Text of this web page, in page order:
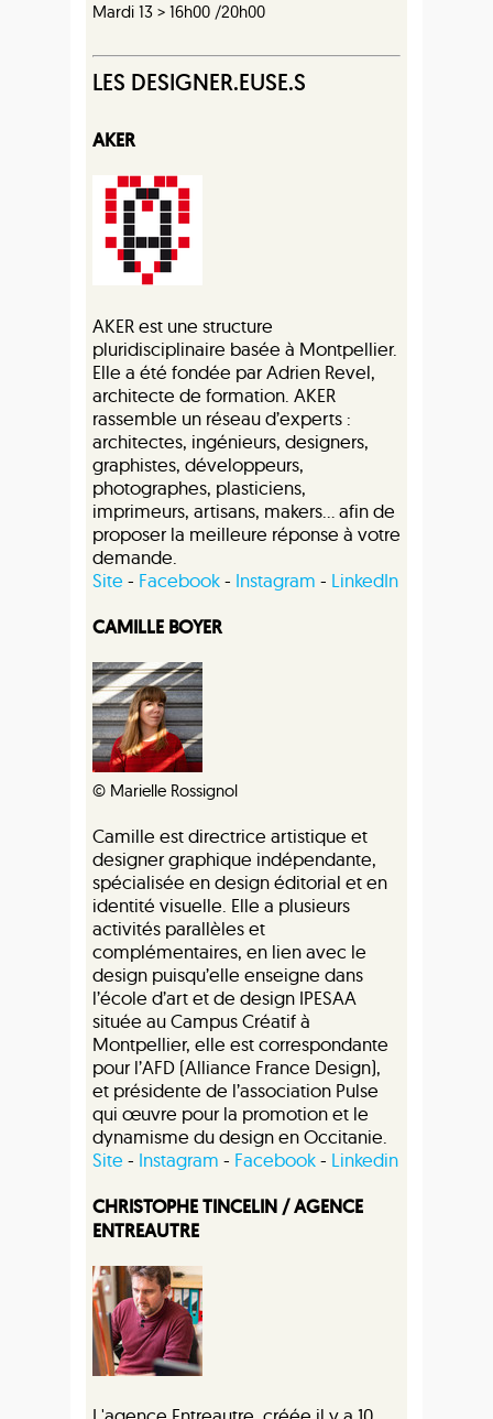
Mardi 13 > 16h00 /20h00
LES DESIGNER.EUSE.S
AKER
AKER est une structure
pluridisciplinaire basée à Montpellier.
Elle a été fondée par Adrien Revel,
architecte de formation. AKER
rassemble un réseau d’experts :
architectes, ingénieurs, designers,
graphistes, développeurs,
photographes, plasticiens,
imprimeurs, artisans, makers… afin de
proposer la meilleure réponse à votre
demande.
Site - Facebook- Instagram - LinkedIn
CAMILLE BOYER
© Marielle Rossignol
Camille est directrice artistique et
designer graphique indépendante,
spécialisée en design éditorial et en
identité visuelle. Elle a plusieurs
activités parallèles et
complémentaires, en lien avec le
design puisqu’elle enseigne dans
l’école d’art et de design IPESAA
située au Campus Créatif à
Montpellier, elle est correspondante
pour l’AFD (Alliance France Design),
et présidente de l’association Pulse
qui œuvre pour la promotion et le
dynamisme du design en Occitanie.
Site - Instagram - Facebook- Linkedin
CHRISTOPHE TINCELIN / AGENCE
ENTREAUTRE